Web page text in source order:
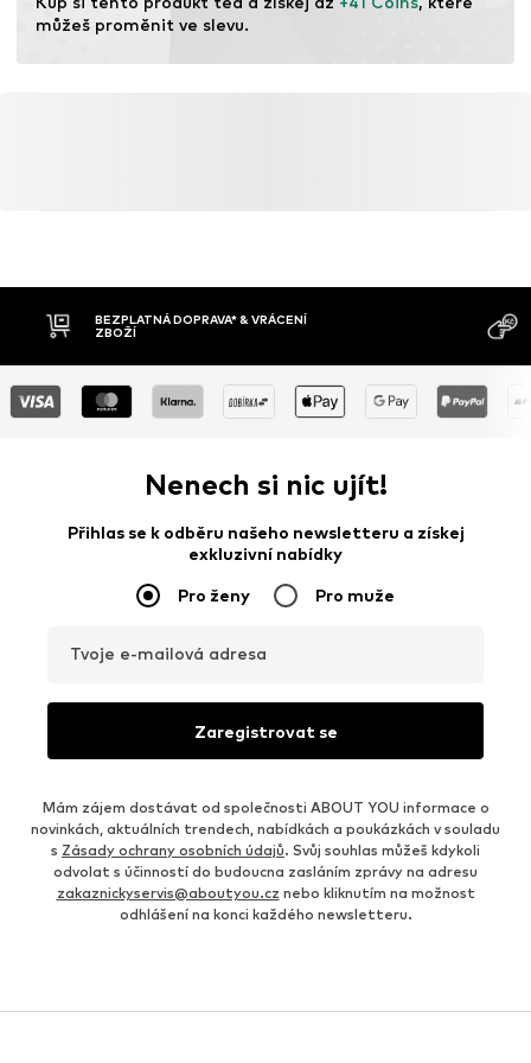
můžeš proměnit ve slevu.
BEZPLATNÁ DOPRAVA* & VRÁCENÍ
ZBOŽÍ
Nenech si nic ujít!
Přihlas se k odběru našeho newsletteru a získej
exkluzivní nabídky
Pro ženy Pro muže
Tvoje e-mailová adresa
Zaregistrovat se
Mám zájem dostávat od společnosti ABOUT YOU informace o
novinkách, aktuálních trendech, nabídkách a poukázkách v souladu
s Zásady ochrany osobních údajů. Svůj souhlas můžeš kdykoli
odvolat s účinností do budoucna zasláním zprávy na adresu
zakaznickyservis@aboutyou.cz nebo kliknutím na možnost
odhlášení na konci každého newsletteru.